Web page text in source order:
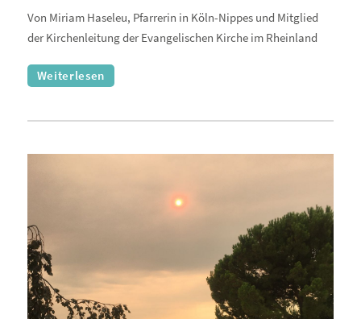
Von Miriam Haseleu, Pfarrerin in Köln-Nippes und Mitglied
der Kirchenleitung der Evangelischen Kirche im Rheinland
Weiterlesen